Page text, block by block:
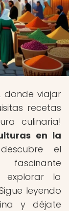
donde viajar
recetas
culinaria!
en la
el
explorar la
leyendo
y déjate